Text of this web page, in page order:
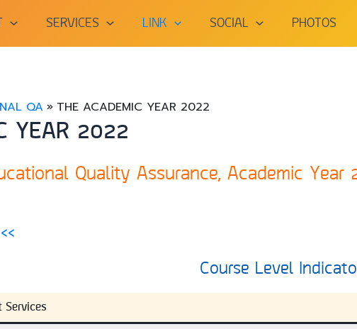
SERVICES LINK SOCIAL PHOTOS
QA THE ACADEMIC YEAR 2022
YEAR 2022
Quality Assurance, Academic
<<
Course Level